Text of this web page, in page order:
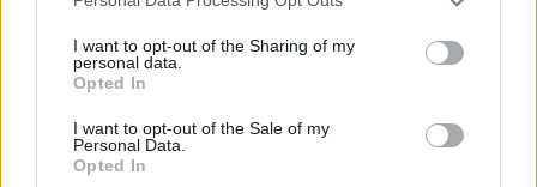
not limited to your visit or usage behaviour. You may click to
grant or deny consent to Google and its third-party tags to
use your data for below specified purposes in below Google
consent section.
I want to opt-out of the Sharing of my
personal data.
Opted In
I want to opt-out of the Sale of my
Personal Data.
Opted In
The Crafty Irish IPA
Madnezz•2021. április 30.